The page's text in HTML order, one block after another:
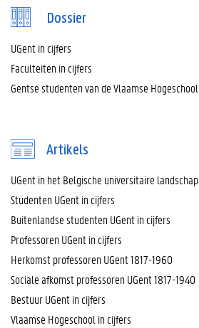
Dossier
UGent in cijfers
Faculteiten in cijfers
Gentse studenten van de Vlaamse Hogeschool
Artikels
UGent in het Belgische universitaire landschap
Studenten UGent in cijfers
Buitenlandse studenten UGent in cijfers
Professoren UGent in cijfers
Herkomst professoren UGent 1817-1960
Sociale afkomst professoren UGent 1817-1940
Bestuur UGent in cijfers
Vlaamse Hogeschool in cijfers